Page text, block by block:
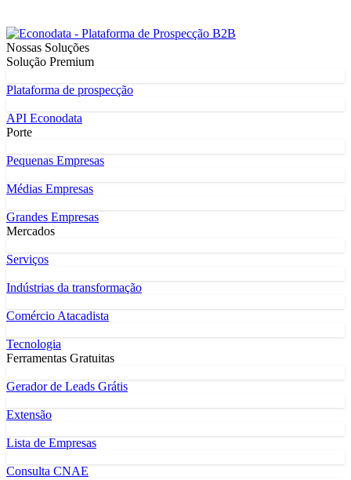
Nossas Soluções
Solução Premium
Plataforma de prospecção
API Econodata
Porte
Pequenas Empresas
Médias Empresas
Grandes Empresas
Mercados
Serviços
Indústrias da transformação
Comércio Atacadista
Tecnologia
Ferramentas Gratuitas
Gerador de Leads Grátis
Extensão
Lista de Empresas
Consulta CNAE